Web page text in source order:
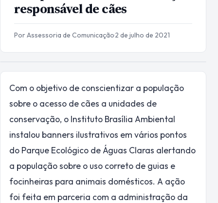
responsável de cães
Por Assessoria de Comunicação·2 de julho de 2021
Com o objetivo de conscientizar a população
sobre o acesso de cães a unidades de
conservação, o Instituto Brasília Ambiental
instalou banners ilustrativos em vários pontos
do Parque Ecológico de Águas Claras alertando
a população sobre o uso correto de guias e
focinheiras para animais domésticos. A ação
foi feita em parceria com a administração da